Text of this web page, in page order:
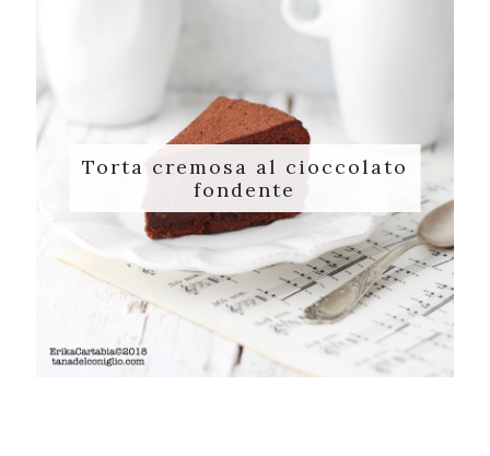
Torta cremosa al cioccolato
fondente